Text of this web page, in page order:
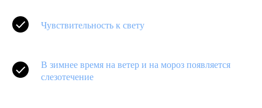
Чувствительность к свету
В зимнее время на ветер и на мороз появляется
слезотечение